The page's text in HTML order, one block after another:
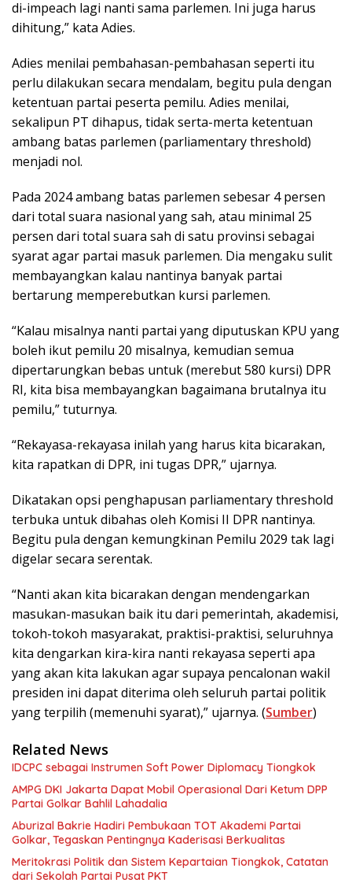
di-impeach lagi nanti sama parlemen. Ini juga harus
dihitung,” kata Adies.
Adies menilai pembahasan-pembahasan seperti itu
perlu dilakukan secara mendalam, begitu pula dengan
ketentuan partai peserta pemilu. Adies menilai,
sekalipun PT dihapus, tidak serta-merta ketentuan
ambang batas parlemen (parliamentary threshold)
menjadi nol.
Pada 2024 ambang batas parlemen sebesar 4 persen
dari total suara nasional yang sah, atau minimal 25
persen dari total suara sah di satu provinsi sebagai
syarat agar partai masuk parlemen. Dia mengaku sulit
membayangkan kalau nantinya banyak partai
bertarung memperebutkan kursi parlemen.
“Kalau misalnya nanti partai yang diputuskan KPU yang
boleh ikut pemilu 20 misalnya, kemudian semua
dipertarungkan bebas untuk (merebut 580 kursi) DPR
RI, kita bisa membayangkan bagaimana brutalnya itu
pemilu,” tuturnya.
“Rekayasa-rekayasa inilah yang harus kita bicarakan,
kita rapatkan di DPR, ini tugas DPR,” ujarnya.
Dikatakan opsi penghapusan parliamentary threshold
terbuka untuk dibahas oleh Komisi II DPR nantinya.
Begitu pula dengan kemungkinan Pemilu 2029 tak lagi
digelar secara serentak.
“Nanti akan kita bicarakan dengan mendengarkan
masukan-masukan baik itu dari pemerintah, akademisi,
tokoh-tokoh masyarakat, praktisi-praktisi, seluruhnya
kita dengarkan kira-kira nanti rekayasa seperti apa
yang akan kita lakukan agar supaya pencalonan wakil
presiden ini dapat diterima oleh seluruh partai politik
yang terpilih (memenuhi syarat),” ujarnya. (Sumber)
Related News
IDCPC sebagai Instrumen Soft Power Diplomacy Tiongkok
AMPG DKI Jakarta Dapat Mobil Operasional Dari Ketum DPP
Partai Golkar Bahlil Lahadalia
Aburizal Bakrie Hadiri Pembukaan TOT Akademi Partai
Golkar, Tegaskan Pentingnya Kaderisasi Berkualitas
Meritokrasi Politik dan Sistem Kepartaian Tiongkok, Catatan
dari Sekolah Partai Pusat PKT